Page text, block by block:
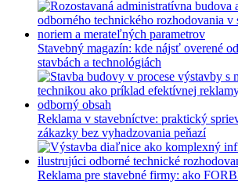
Stavebný magazín: kde nájsť overené
stavbách a technológiách
Reklama v stavebníctve: praktický
zákazky bez vyhadzovania peňazí
Reklama pre stavebné firmy: ako